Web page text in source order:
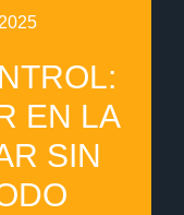
EN LA
SIN